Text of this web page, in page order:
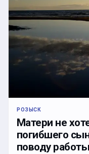
РОЗЫСК
Матери не
погибшего
поводу